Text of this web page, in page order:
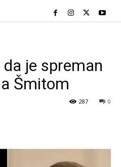
je spreman
Šmitom
0
287